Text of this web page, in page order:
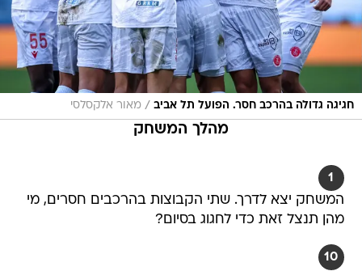
חגיגה גדולה בהרכב חסר. הפועל תל אביב / מאור אלקסלסי
מהלך המשחק
1
המשחק יצא לדרך. שתי הקבוצות בהרכבים חסרים, מי
מהן תנצל זאת כדי לחגוג בסיום?
10